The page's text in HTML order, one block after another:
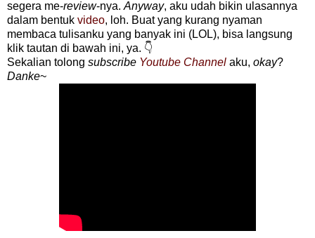
segera me-review-nya. Anyway, aku udah bikin ulasannya
dalam bentuk video, loh. Buat yang kurang nyaman
membaca tulisanku yang banyak ini (LOL), bisa langsung
klik tautan di bawah ini, ya. 👇
Sekalian tolong subscribe Youtube Channel aku, okay?
Danke~